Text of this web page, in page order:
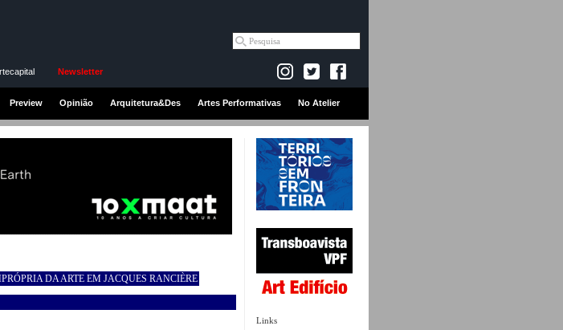
Newsletter
Preview Opinião Arquitetura&Des Artes Performativas No Atelier
Links
DA ARTE EM JACQUES RANCIÈRE